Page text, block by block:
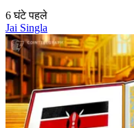
6 घंटे पहले
Jai Singla